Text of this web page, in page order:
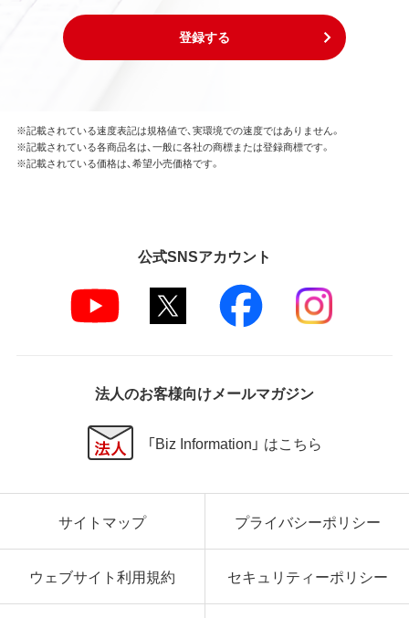
り、逆アセンブル、逆コンパイル、リバースエンジニア
リング、その他の修正を本ソフトウェアに加えること
はできません。
第4条 保証
弊社は、データの消失、業務の中断、逸失利益、精神的
損害等を含め、本ソフトウェアの使用または使用不能
に起因する直接的、間接的、特別、偶発的、結果的、そ
の他いかなる損害にも、一切の責任を負いません。
本契約の締結により、お客様は下記事項に同意するも
のとします。
る可能性があることを認識の上、本ソフトウェアを輸
続きを行うこと。
お客様が現時点で外国為替及び外国貿易法および米
登録する
※記載されている速度表記は規格値で、実環境での速度ではありません。
※記載されている各商品名は、一般に各社の商標または登録商標です。
※記載されている価格は、希望小売価格です。
公式SNSアカウント
法人のお客様向けメールマガジン
「Biz Information」 はこちら
サイトマップ プライバシーポリシー
ウェブサイト利用規約 セキュリティーポリシー